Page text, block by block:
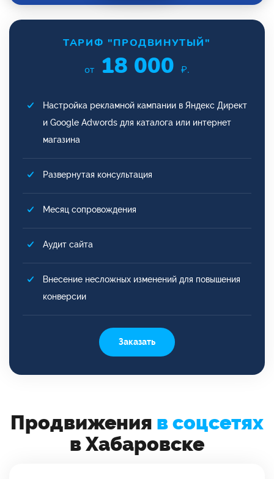
ТАРИФ "ПРОДВИНУТЫЙ"
от 18 000 ₽.
Настройка рекламной кампании в Яндекс Директ
и Google Adwords для каталога или интернет
магазина
Развернутая консультация
Месяц сопровождения
Аудит сайта
Внесение несложных изменений для повышения
конверсии
Заказать
Продвижения в соцсетях
в Хабаровске